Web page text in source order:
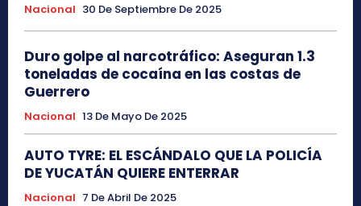
Nacional 30 De Septiembre De 2025
Duro golpe al narcotráfico: Aseguran 1.3
toneladas de cocaína en las costas de
Guerrero
Nacional 13 De Mayo De 2025
AUTO TYRE: EL ESCÁNDALO QUE LA POLICÍA
DE YUCATÁN QUIERE ENTERRAR
Nacional 7 De Abril De 2025